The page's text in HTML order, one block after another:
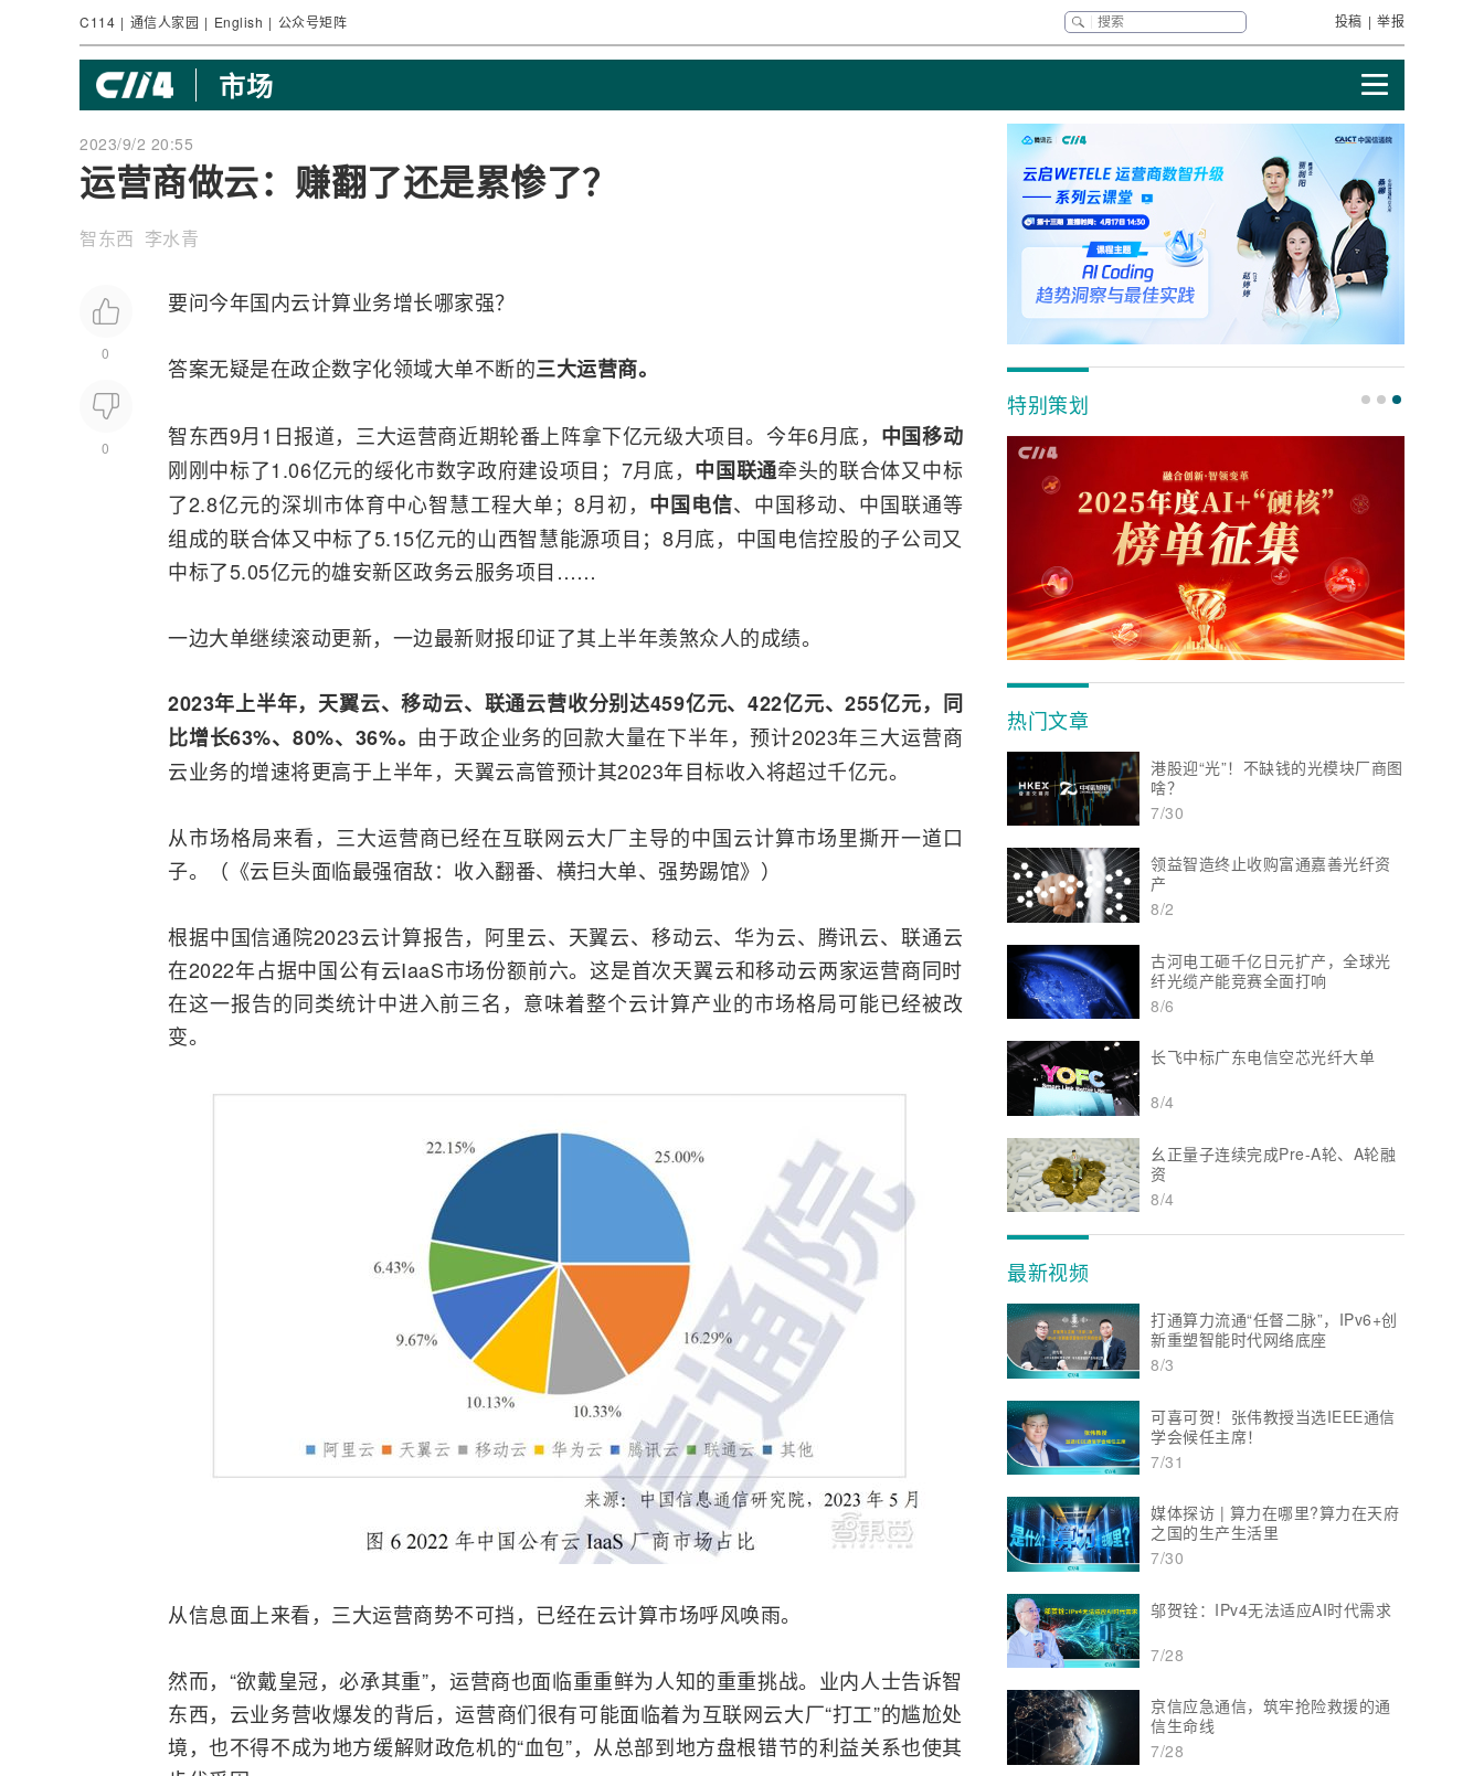
C114 | 通信人家园 | English | 公众号矩阵 投稿 | 举报
市场
2023/9/2 20:55
运营商做云：赚翻了还是累惨了？
智东西 李水青
0
0
要问今年国内云计算业务增长哪家强？
答案无疑是在政企数字化领域大单不断的三大运营商。
智东西9月1日报道，三大运营商近期轮番上阵拿下亿元级大项目。今年6月底， 中国移动
刚刚中标了1.06亿元的绥化市数字政府建设项目；7月底， 中国联通牵头的联合体又中标
了2.8亿元的深圳市体育中心智慧工程大单；8月初， 中国电信、中国移动、中国联通等
组成的联合体又中标了5.15亿元的山西智慧能源项目；8月底，中国电信控股的子公司又
中标了5.05亿元的雄安新区政务云服务项目……
一边大单继续滚动更新，一边最新财报印证了其上半年羡煞众人的成绩。
2023年上半年，天翼云、移动云、联通云营收分别达459亿元、422亿元、255亿元，同
比增长63%、80%、36%。 由于政企业务的回款大量在下半年，预计2023年三大运营商
云业务的增速将更高于上半年，天翼云高管预计其2023年目标收入将超过千亿元。
从市场格局来看，三大运营商已经在互联网云大厂主导的中国云计算市场里撕开一道口
子。（《云巨头面临最强宿敌：收入翻番、横扫大单、强势踢馆》）
根据中国信通院2023云计算报告，阿里云、天翼云、移动云、 华为云、腾讯云、联通云
在2022年占据中国公有云IaaS市场份额前六。这是首次天翼云和移动云两家运营商同时
在这一报告的同类统计中进入前三名，意味着整个云计算产业的市场格局可能已经被改
变。
从信息面上来看，三大运营商势不可挡，已经在云计算市场呼风唤雨。
然而，“欲戴皇冠，必承其重”，运营商也面临重重鲜为人知的重重挑战。业内人士告诉智
东西，云业务营收爆发的背后，运营商们很有可能面临着为互联网云大厂“打工”的尴尬处
境，也不得不成为地方缓解财政危机的“血包”，从总部到地方盘根错节的利益关系也使其
特别策划
热门文章
港股迎“光”！不缺钱的光模块厂商图
啥？
7/30
领益智造终止收购富通嘉善光纤资
产
8/2
古河电工砸千亿日元扩产，全球光
纤光缆产能竞赛全面打响
8/6
长飞中标广东电信空芯光纤大单
8/4
幺正量子连续完成Pre-A轮、A轮融
资
8/4
最新视频
打通算力流通“任督二脉”，IPv6+创
新重塑智能时代网络底座
8/3
可喜可贺！张伟教授当选IEEE通信
学会候任主席！
7/31
媒体探访 | 算力在哪里?算力在天府
之国的生产生活里
7/30
邬贺铨：IPv4无法适应AI时代需求
7/28
京信应急通信，筑牢抢险救援的通
信生命线
7/28